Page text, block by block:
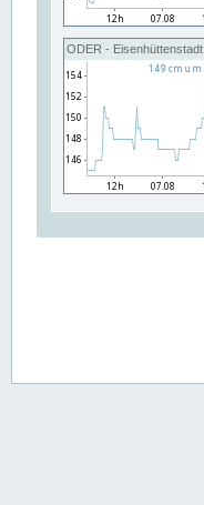
ODER - Eisenhüttenstadt